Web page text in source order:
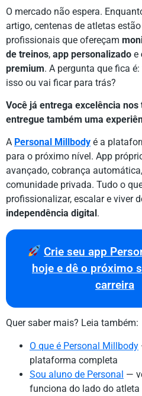
O mercado não espera.
artigo, centenas de atletas
profissionais que ofereçam
de treinos, app personalizado e
premium. A pergunta que fica
isso ou vai ficar para trás?
Você já entrega excelência
entregue também uma
A Personal Millbody é a
para o próximo nível. App
avançado, cobrança
comunidade privada. Tudo o
profissionalizar, escalar e viver
independência digital .
Crie seu app
hoje e dê o próximo
carreira
Quer saber mais? Leia também:
O que é Personal Millbody
plataforma completa
Sou aluno de Personal —
funciona do lado do atleta